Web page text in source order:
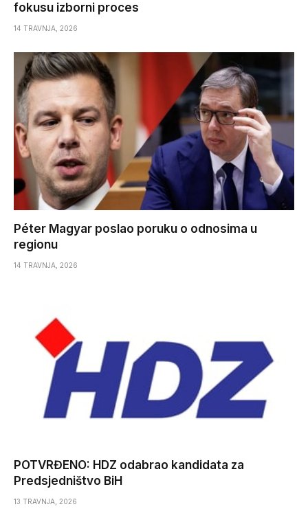
fokusu izborni proces
14 TRAVNJA, 2026
Péter Magyar poslao poruku o odnosima u
regionu
14 TRAVNJA, 2026
POTVRĐENO: HDZ odabrao kandidata za
Predsjedništvo BiH
13 TRAVNJA, 2026